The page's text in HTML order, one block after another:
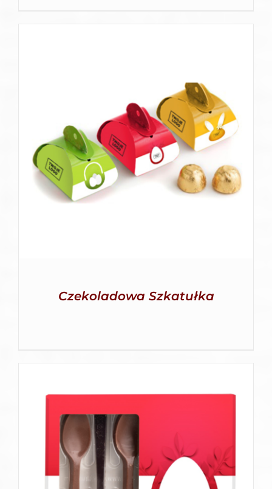
SZCZEGÓŁY
Czekoladowa Szkatułka
SZCZEGÓŁY